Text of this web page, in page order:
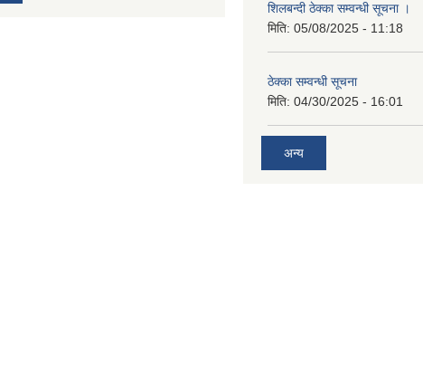
शिलबन्दी ठेक्का सम्वन्धी सूचना ।
मिति: 05/08/2025 - 11:18
ठेक्का सम्वन्धी सूचना
मिति: 04/30/2025 - 16:01
अन्य